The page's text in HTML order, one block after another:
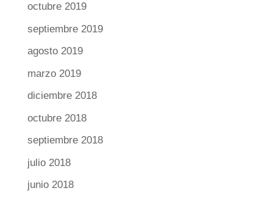
octubre 2019
septiembre 2019
agosto 2019
marzo 2019
diciembre 2018
octubre 2018
septiembre 2018
julio 2018
junio 2018